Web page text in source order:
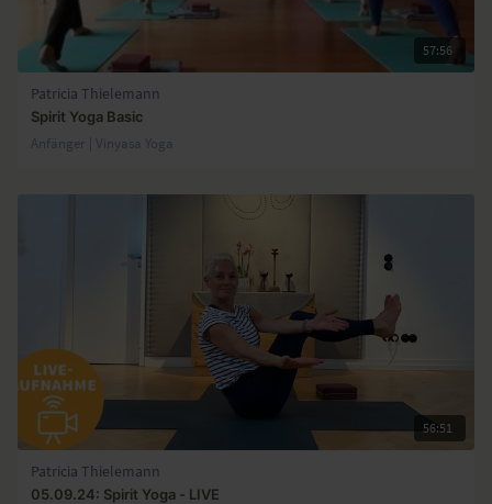
57:56
Patricia Thielemann
Spirit Yoga Basic
Anfänger | Vinyasa Yoga
56:51
Patricia Thielemann
05.09.24: Spirit Yoga - LIVE